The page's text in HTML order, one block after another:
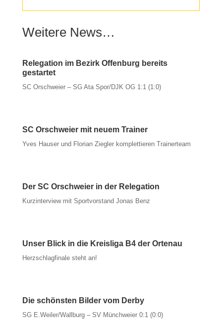
Weitere News…
Relegation im Bezirk Offenburg bereits
gestartet
SC Orschweier – SG Ata Spor/DJK OG 1:1 (1:0)
SC Orschweier mit neuem Trainer
Yves Hauser und Florian Ziegler komplettieren Trainerteam
Der SC Orschweier in der Relegation
Kurzinterview mit Sportvorstand Jonas Benz
Unser Blick in die Kreisliga B4 der Ortenau
Herzschlagfinale steht an!
Die schönsten Bilder vom Derby
SG E.Weiler/Wallburg – SV Münchweier 0:1 (0:0)